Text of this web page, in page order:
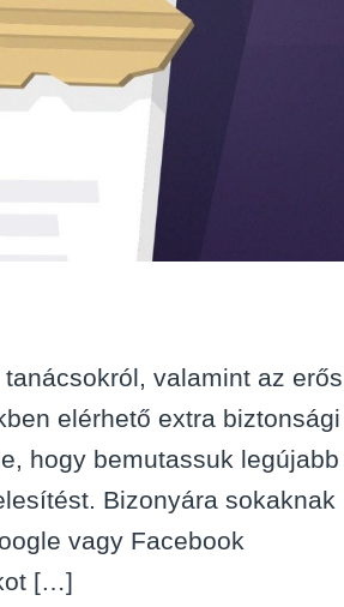
valamint az erős
elérhető extra biztonsági
hogy bemutassuk legújabb
Bizonyára sokaknak
vagy Facebook
[…]